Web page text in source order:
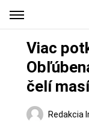
Viac
čelí
Redakcia